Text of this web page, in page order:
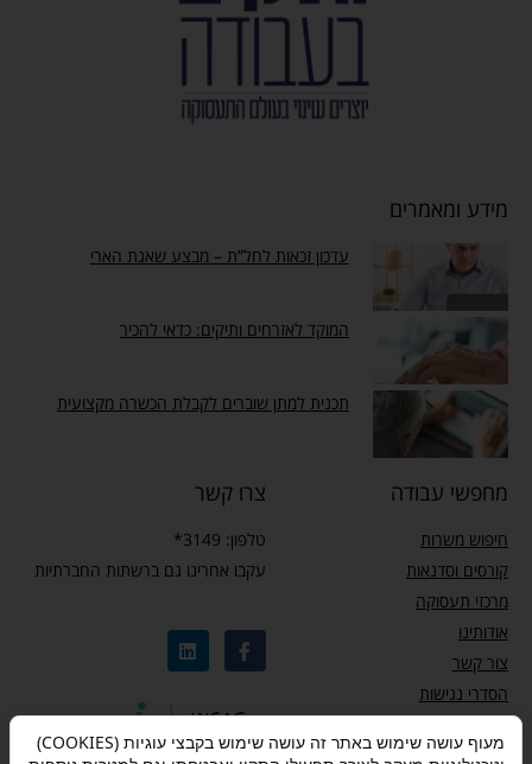
מידע ומאמרים
עדכון זכאות לחל”ת – מבצע שאגת הארי
המוקד לאזרחים ותיקים: כדאי להכיר
תכנית למתן שוברים לקבלת הכשרה מקצועית
מחפשי עבודה
חיפוש משרות
קורסים וסדנאות
מרכזי תעסוקה
אודותינו
צור קשר
הסדרי נגישות
מדיניות פרטיות
צרו קשר
טלפון: 3149*
עקבו אחרינו גם ברשתות החברתיות
מעוף עושה שימוש באתר זה עושה שימוש בקבצי עוגיות (COOKIES)